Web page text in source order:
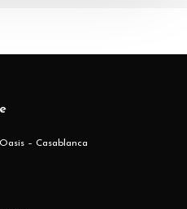
– Casablanca